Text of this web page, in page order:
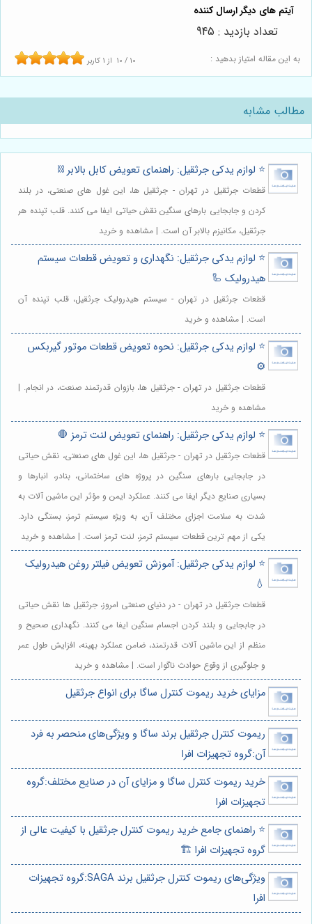
به این مقاله امتیاز بدهید : 10 / 10 از 1 کاربر
تعداد بازدید : 945
مطالب مشابه
⭐️ لوازم یدکی جرثقیل: راهنمای تعویض کابل بالابر ⛓️
قطعات جرثقیل در تهران - جرثقیل ها، این غول های صنعتی، در بلند
کردن و جابجایی بارهای سنگین نقش حیاتی ایفا می کنند. قلب تپنده هر
جرثقیل، مکانیزم بالابر آن است. | مشاهده و خرید
⭐️ لوازم یدکی جرثقیل: نگهداری و تعویض قطعات سیستم
هیدرولیک 🦾
قطعات جرثقیل در تهران - سیستم هیدرولیک جرثقیل، قلب تپنده آن
است. | مشاهده و خرید
⭐️ لوازم یدکی جرثقیل: نحوه تعویض قطعات موتور گیربکس
⚙️
قطعات جرثقیل در تهران - جرثقیل ها، بازوان قدرتمند صنعت، در انجام. |
مشاهده و خرید
⭐️ لوازم یدکی جرثقیل: راهنمای تعویض لنت ترمز 🛑
قطعات جرثقیل در تهران - جرثقیل ها، این غول های صنعتی، نقش حیاتی
در جابجایی بارهای سنگین در پروژه های ساختمانی، بنادر، انبارها و
بسیاری صنایع دیگر ایفا می کنند. عملکرد ایمن و مؤثر این ماشین آلات به
شدت به سلامت اجزای مختلف آن، به ویژه سیستم ترمز، بستگی دارد.
یکی از مهم ترین قطعات سیستم ترمز، لنت ترمز است. | مشاهده و خرید
⭐️ لوازم یدکی جرثقیل: آموزش تعویض فیلتر روغن هیدرولیک
💧
قطعات جرثقیل در تهران - در دنیای صنعتی امروز، جرثقیل ها نقش حیاتی
در جابجایی و بلند کردن اجسام سنگین ایفا می کنند. نگهداری صحیح و
منظم از این ماشین آلات قدرتمند، ضامن عملکرد بهینه، افزایش طول عمر
و جلوگیری از وقوع حوادث ناگوار است. | مشاهده و خرید
مزایای خرید ریموت کنترل ساگا برای انواع جرثقیل
ریموت کنترل جرثقیل برند ساگا و ویژگی‌های منحصر به فرد
آن:گروه تجهیزات افرا
خرید ریموت کنترل ساگا و مزایای آن در صنایع مختلف:گروه
تجهیزات افرا
⭐️ راهنمای جامع خرید ریموت کنترل جرثقیل با کیفیت عالی از
گروه تجهیزات افرا 🏗️
ویژگی‌های ریموت کنترل جرثقیل برند SAGA:گروه تجهیزات
افرا